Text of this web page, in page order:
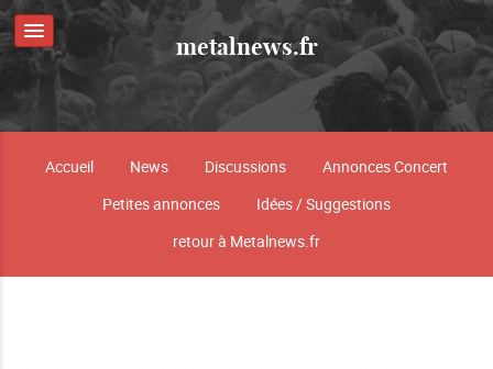
metalnews.fr
Accueil News Discussions
Annonces Concert
Petites annonces
Idées / Suggestions
retour à Metalnews.fr